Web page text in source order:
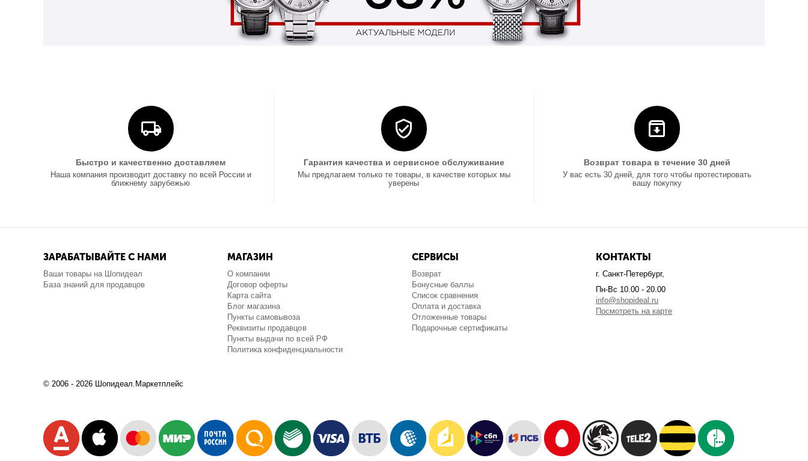
Быстро и качественно доставляем
Наша компания производит доставку по всей России и
ближнему зарубежью
Гарантия качества и сервисное обслуживание
Мы предлагаем только те товары, в качестве которых мы
уверены
Возврат товара в течение 30 дней
У вас есть 30 дней, для того чтобы протестировать
вашу покупку
ЗАРАБАТЫВАЙТЕ С НАМИ
Ваши товары на Шопидеал
База знаний для продавцов
МАГАЗИН
О компании
Договор оферты
Карта сайта
Блог магазина
Пункты самовывоза
Реквизиты продавцов
Пункты выдачи по всей РФ
Политика конфиденциальности
СЕРВИСЫ
Возврат
Бонусные баллы
Список сравнения
Оплата и доставка
Отложенные товары
Подарочные сертификаты
КОНТАКТЫ
г. Санкт-Петербург,
Пн-Вс 10.00 - 20.00
info@shopideal.ru
Посмотреть на карте
© 2006 - 2026 Шопидеал.Маркетплейс